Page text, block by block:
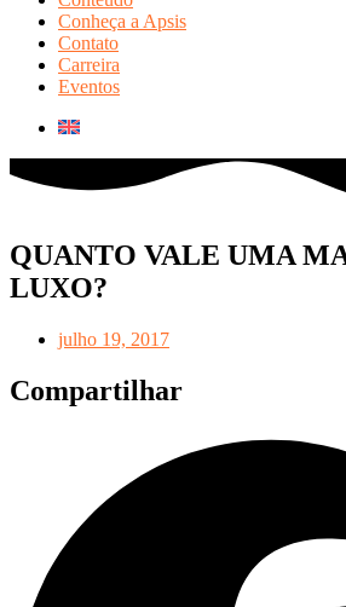
Conheça a Apsis
Contato
Carreira
Eventos
QUANTO VALE UMA
LUXO?
julho 19, 2017
Compartilhar